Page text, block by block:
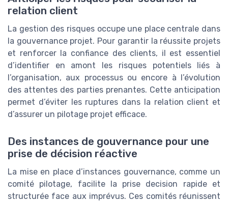
relation client
La gestion des risques occupe une place centrale dans
la gouvernance projet. Pour garantir la réussite projets
et renforcer la confiance des clients, il est essentiel
d’identifier en amont les risques potentiels liés à
l’organisation, aux processus ou encore à l’évolution
des attentes des parties prenantes. Cette anticipation
permet d’éviter les ruptures dans la relation client et
d’assurer un pilotage projet efficace.
Des instances de gouvernance pour une
prise de décision réactive
La mise en place d’instances gouvernance, comme un
comité pilotage, facilite la prise decision rapide et
structurée face aux imprévus. Ces comités réunissent